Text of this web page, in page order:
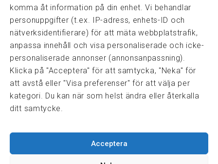
komma åt information på din enhet. Vi behandlar
personuppgifter (t.ex. IP-adress, enhets-ID och
nätverksidentifierare) för att mäta webbplatstrafik,
anpassa innehåll och visa personaliserade och icke-
personaliserade annonser (annonsanpassning).
Klicka på "Acceptera" för att samtycka, "Neka" för
att avstå eller "Visa preferenser" för att välja per
kategori. Du kan när som helst ändra eller återkalla
ditt samtycke.
Acceptera
Snabblänkar
Prisexempel
Medarbetare
Policies & integritet
Information om Cookie-hantering och Google Analytics
Integritetspolicy
Dataskyddsförordningen
Samarbeten